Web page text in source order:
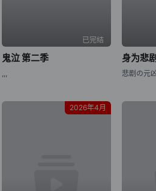
已完结
鬼泣 第二季
,,,
2026年4月